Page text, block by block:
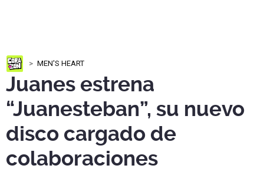
MEN'S HEART
Juanes estrena
“Juanesteban”, su nuevo
disco cargado de
colaboraciones